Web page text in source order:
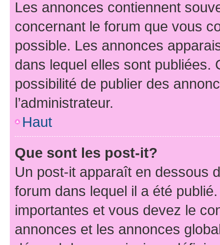
Les annonces contiennent
concernant le forum que vous
possible. Les annonces
dans lequel elles sont publiées.
possibilité de publier des
l’administrateur.
Haut
Que sont les post-it?
Un post-it apparaît en dessous
forum dans lequel il a été
importantes et vous devez le
annonces et les annonces